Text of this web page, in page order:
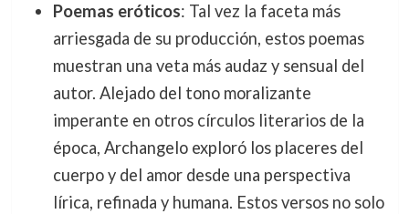
Poemas eróticos: Tal vez la faceta más
arriesgada de su producción, estos poemas
muestran una veta más audaz y sensual del
autor. Alejado del tono moralizante
imperante en otros círculos literarios de la
época, Archangelo exploró los placeres del
cuerpo y del amor desde una perspectiva
lírica, refinada y humana. Estos versos no solo